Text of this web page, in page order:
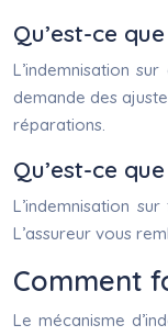
Qu’est-ce
L’indemnisation
demande des
réparations.
Qu’est-ce
L’indemnisation
L’assureur vous
Comment
Le mécanisme